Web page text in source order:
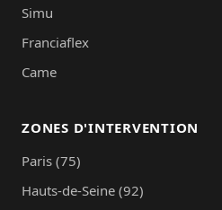
Simu
Franciaflex
Came
ZONES D'INTERVENTION
Paris (75)
Hauts-de-Seine (92)